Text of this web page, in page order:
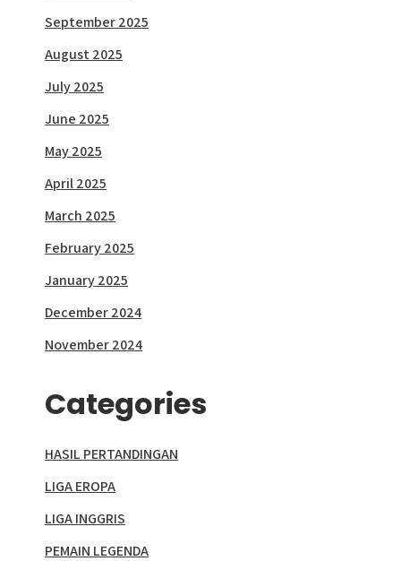
September 2025
August 2025
July 2025
June 2025
May 2025
April 2025
March 2025
February 2025
January 2025
December 2024
November 2024
Categories
HASIL PERTANDINGAN
LIGA EROPA
LIGA INGGRIS
PEMAIN LEGENDA